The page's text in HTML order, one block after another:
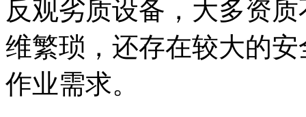
反观劣质设备，大多资
维繁琐，还存在较大的
作业需求。